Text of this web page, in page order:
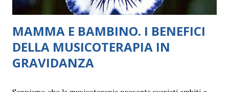
MAMMA E BAMBINO. I BENEFICI
DELLA MUSICOTERAPIA IN
GRAVIDANZA